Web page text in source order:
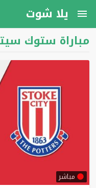
يلا شوت
مباراة ستوك
مباشر